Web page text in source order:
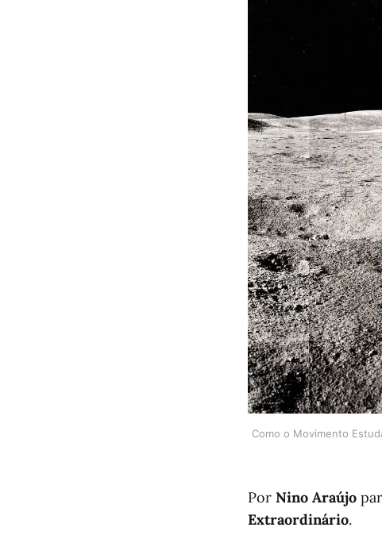
Como o Movimento
Por Nino Araújo
Extraordinário.